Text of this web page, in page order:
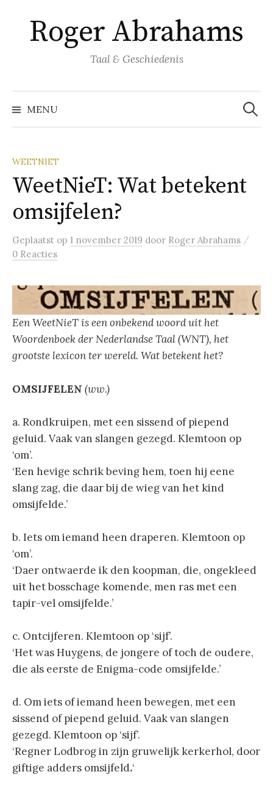
inhoud
springen
Roger Abrahams
Taal & Geschiedenis
MENU
Zoeken
naar:
WEETNIET
WeetNieT: Wat betekent
omsijfelen?
Geplaatst op 1 november 2019 door Roger Abrahams /
0 Reacties
Een WeetNieT is een onbekend woord uit het
Woordenboek der Nederlandse Taal (WNT), het
grootste lexicon ter wereld. Wat betekent het?
OMSIJFELEN (ww.)
a. Rondkruipen, met een sissend of piepend
geluid. Vaak van slangen gezegd. Klemtoon op
‘om’.
‘Een hevige schrik beving hem, toen hij eene
slang zag, die daar bij de wieg van het kind
omsijfelde.’
b. Iets om iemand heen draperen. Klemtoon op
‘om’.
‘Daer ontwaerde ik den koopman, die, ongekleed
uit het bosschage komende, men ras met een
tapir-vel omsijfelde.’
c. Ontcijferen. Klemtoon op ‘sijf’.
‘Het was Huygens, de jongere of toch de oudere,
die als eerste de Enigma-code omsijfelde.’
d. Om iets of iemand heen bewegen, met een
sissend of piepend geluid. Vaak van slangen
gezegd. Klemtoon op ‘sijf’.
‘Regner Lodbrog in zijn gruwelijk kerkerhol, door
giftige adders omsijfeld.‘